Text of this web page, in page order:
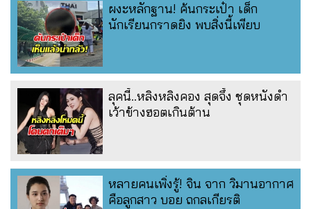
ผงะหลักฐาน! ค้นกระเป๋า เด็ก
นักเรียนกราดยิง พบสิ่งนี้เพียบ
ลุคนี้..หลิงหลิงคอง สุดจึ้ง ชุดหนังดำ
เว้าข้างฮอตเกินต้าน
หลายคนเพิ่งรู้! จิน จาก วิมานอากาศ
คือลูกสาว บอย ถกลเกียรติ